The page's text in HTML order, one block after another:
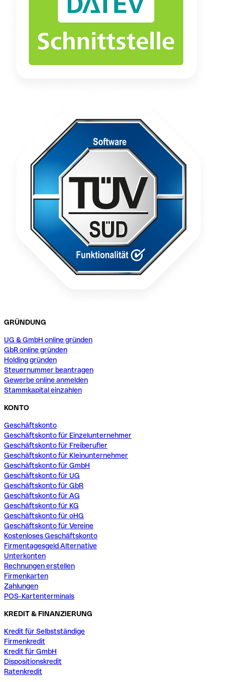
GRÜNDUNG
UG & GmbH online gründen
GbR online gründen
Holding gründen
Steuernummer beantragen
Gewerbe online anmelden
Stammkapital einzahlen
KONTO
Geschäftskonto
Geschäftskonto für Einzelunternehmer
Geschäftskonto für Freiberufler
Geschäftskonto für Kleinunternehmer
Geschäftskonto für GmbH
Geschäftskonto für UG
Geschäftskonto für GbR
Geschäftskonto für AG
Geschäftskonto für KG
Geschäftskonto für oHG
Geschäftskonto für Vereine
Kostenloses Geschäftskonto
Firmentagesgeld Alternative
Unterkonten
Rechnungen erstellen
Firmenkarten
Zahlungen
POS-Kartenterminals
KREDIT & FINANZIERUNG
Kredit für Selbstständige
Firmenkredit
Kredit für GmbH
Dispositionskredit
Ratenkredit